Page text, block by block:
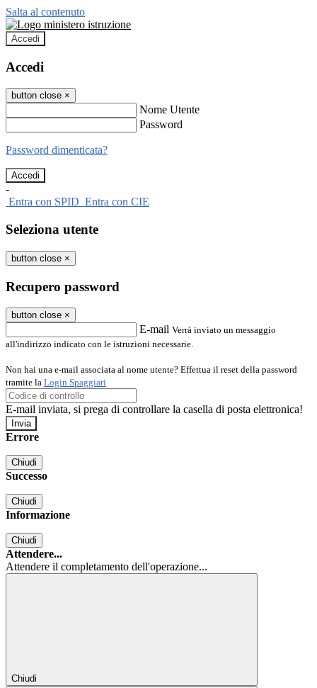
Salta al contenuto
Accedi
Accedi
button close ×
Nome Utente
Password
Password dimenticata?
-
Entra con SPID Entra con CIE
Seleziona utente
button close ×
Recupero password
button close ×
E-mail Verrà inviato un messaggio
all'indirizzo indicato con le istruzioni necessarie.
Non hai una e-mail associata al nome utente? Effettua il reset della password
tramite la Login Spaggiari
E-mail inviata, si prega di controllare la casella di posta elettronica!
Errore
Chiudi
Successo
Chiudi
Informazione
Chiudi
Attendere...
Attendere il completamento dell'operazione...
Chiudi